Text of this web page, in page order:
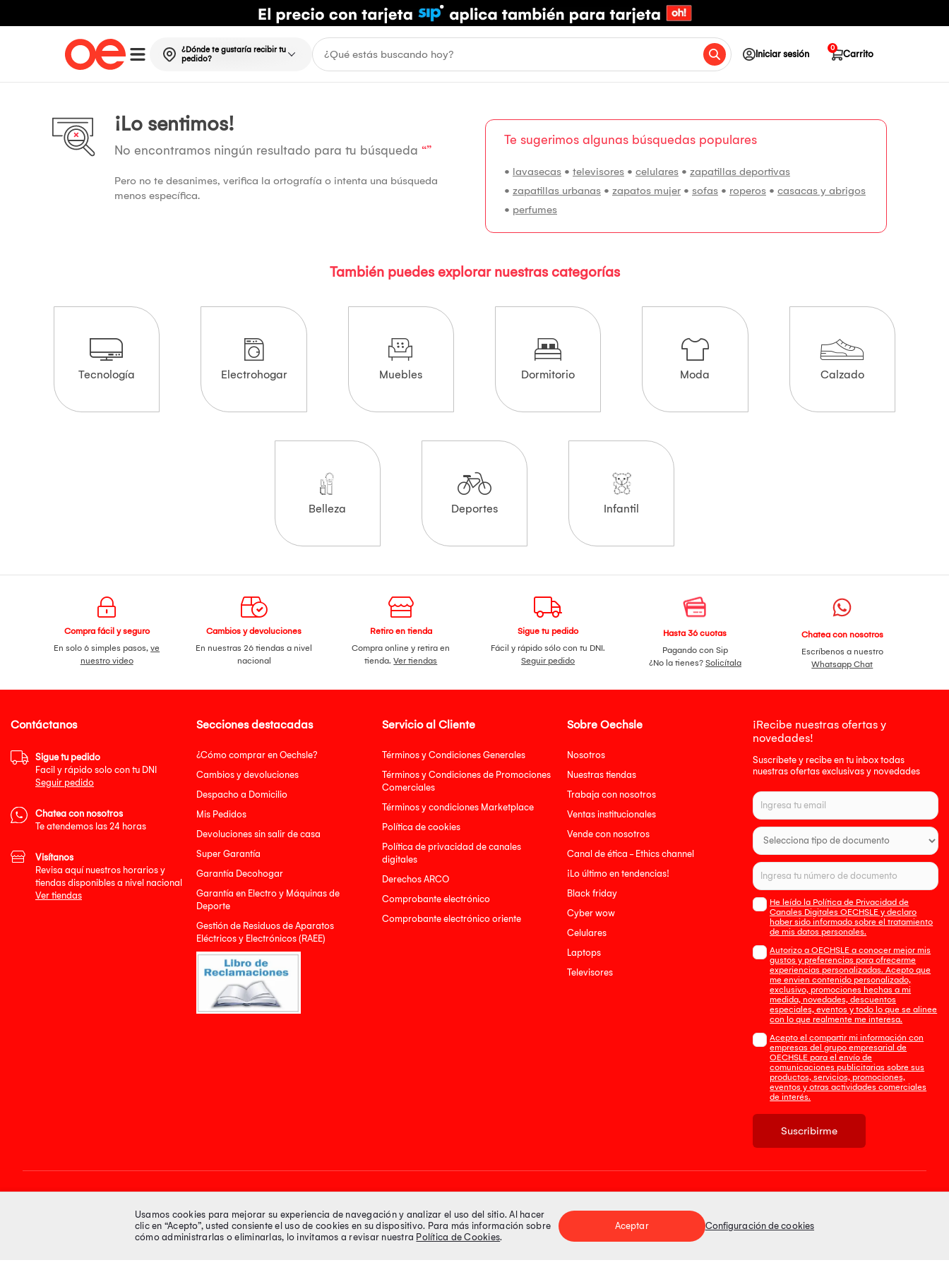
¿Dónde te gustaría recibir tu
pedido?
Iniciar sesión Carrito
0
¡Lo sentimos!
No encontramos ningún resultado para tu búsqueda “”
Pero no te desanimes, verifica la ortografía o intenta una búsqueda
menos específica.
Te sugerimos algunas búsquedas populares
• lavasecas • televisores • celulares • zapatillas deportivas
• zapatillas urbanas • zapatos mujer • sofas • roperos • casacas y abrigos
• perfumes
También puedes explorar nuestras categorías
Tecnología Electrohogar Muebles Dormitorio Moda Calzado
Belleza Deportes Infantil
Compra fácil y seguro
En solo 6 simples pasos,ve
nuestro video
Cambios y devoluciones
En nuestras 26 tiendas a nivel
nacional
Retiro en tienda
Compra online y retira en
tienda.Ver tiendas
Sigue tu pedido
Fácil y rápido sólo con tu DNI.
Seguir pedido
Hasta 36 cuotas
Pagando con Sip
¿No la tienes? Solicítala
Chatea con nosotros
Escríbenos a nuestro
Whatsapp Chat
Secciones destacadas
¿Cómo comprar en Oechsle?
Cambios y devoluciones
Despacho a Domicilio
Mis Pedidos
Devoluciones sin salir de casa
Super Garantía
Garantía Decohogar
Garantía en Electro y Máquinas de
Deporte
Gestión de Residuos de Aparatos
Eléctricos y Electrónicos (RAEE)
Servicio al Cliente
Términos y Condiciones Generales
Términos y Condiciones de Promociones
Comerciales
Términos y condiciones Marketplace
Política de cookies
Política de privacidad de canales
digitales
Derechos ARCO
Comprobante electrónico
Comprobante electrónico oriente
Sobre Oechsle
Nosotros
Nuestras tiendas
Trabaja con nosotros
Ventas institucionales
Vende con nosotros
Canal de ética - Ethics channel
¡Lo último en tendencias!
Black friday
Cyber wow
Celulares
Laptops
Televisores
¡Recibe nuestras ofertas y
novedades!
Suscríbete y recibe en tu inbox todas
nuestras ofertas exclusivas y novedades
He leído la Política de Privacidad de
Canales Digitales OECHSLE y declaro
haber sido informado sobre el tratamiento
de mis datos personales.
Autorizo a OECHSLE a conocer mejor mis
gustos y preferencias para ofrecerme
experiencias personalizadas. Acepto que
me envien contenido personalizado,
exclusivo, promociones hechas a mi
medida, novedades, descuentos
especiales, eventos y todo lo que se alinee
con lo que realmente me interesa.
Acepto el compartir mi información con
empresas del grupo empresarial de
OECHSLE para el envío de
comunicaciones publicitarias sobre sus
productos, servicios, promociones,
eventos y otras actividades comerciales
de interés.
Suscribirme
Contáctanos
Sigue tu pedido
Facil y rápido solo con tu DNI
Seguir pedido
Chatea con nosotros
Te atendemos las 24 horas
Visítanos
Revisa aquí nuestros horarios y
tiendas disponibles a nivel nacional
Ver tiendas
Síguenos en Medios de pago Tienda 100% Segura
Usamos cookies para mejorar su experiencia de navegación y analizar el uso del sitio. Al hacer
clic en “Acepto”, usted consiente el uso de cookies en su dispositivo. Para más información sobre
cómo administrarlas o eliminarlas, lo invitamos a revisar nuestra Política de Cookies.
Aceptar Configuración de cookies